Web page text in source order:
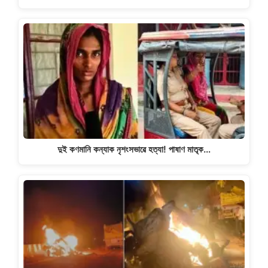
দুই কণমানি কন্যাক নৃশংসভাৱে হত্যা! পাষাণ মাতৃক…